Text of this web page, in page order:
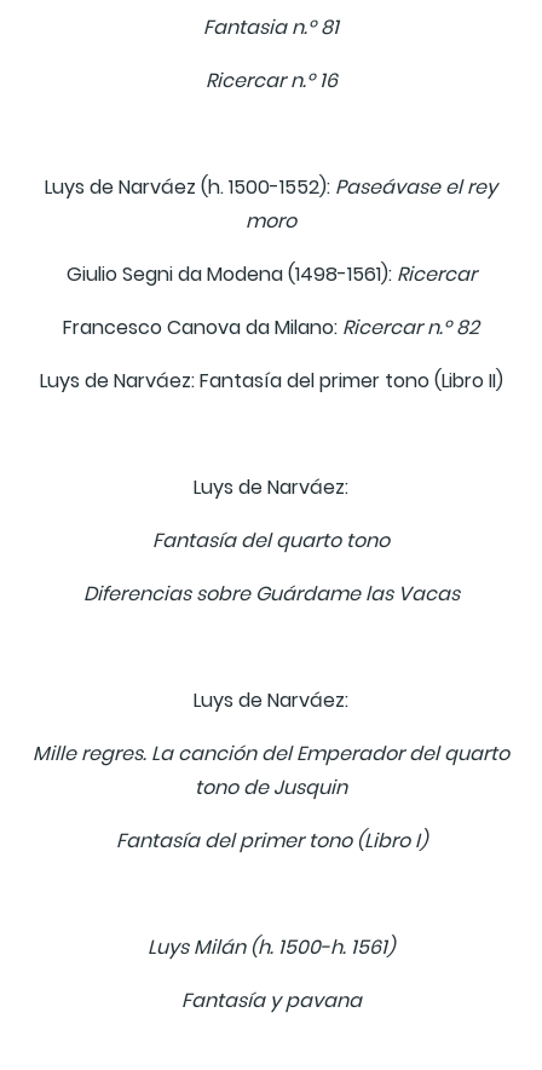
Fantasia n.º 81
Ricercar n.º 16
Luys de Narváez (h. 1500-1552): Paseávase el rey
moro
Giulio Segni da Modena (1498-1561):Ricercar
Francesco Canova da Milano: Ricercar n.º 82
Luys de Narváez: Fantasía del primer tono (Libro II)
Luys de Narváez:
Fantasía del quarto tono
Diferencias sobre Guárdame las Vacas
Luys de Narváez:
Mille regres. La canción del Emperador del quarto
tono de Jusquin
Fantasía del primer tono (Libro I)
Luys Milán (h. 1500-h. 1561)
Fantasía y pavana